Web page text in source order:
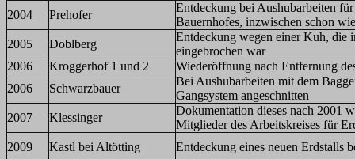
2004
Prehofer
Entdeckung bei Aushubarbeiten
Bauernhofes, inzwischen schon
2005
Doblberg
Entdeckung wegen einer Kuh, die
eingebrochen war
2006
Kroggerhof 1 und 2
Wiederöffnung nach Entfernung
2006
Schwarzbauer
Bei Aushubarbeiten mit dem
Gangsystem angeschnitten
2007
Klessinger
Dokumentation dieses nach 2001
Mitglieder des Arbeitskreises für
2009
Kastl bei Altötting
Entdeckung eines neuen Erdstalls